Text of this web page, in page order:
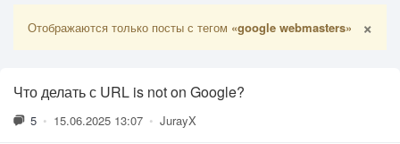
Отображаются только посты с тегом «google webmasters» ×
Что делать с URL is not on Google?
5 • 15.06.2025 13:07 • JurayX